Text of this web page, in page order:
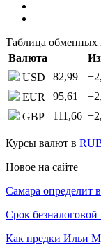
Таблица обменных
Валюта
USD
82,99
EUR
95,61
GBP
111,66
Курсы валют в
Новое на сайте
Самара определит
Срок
Как предки Ильи